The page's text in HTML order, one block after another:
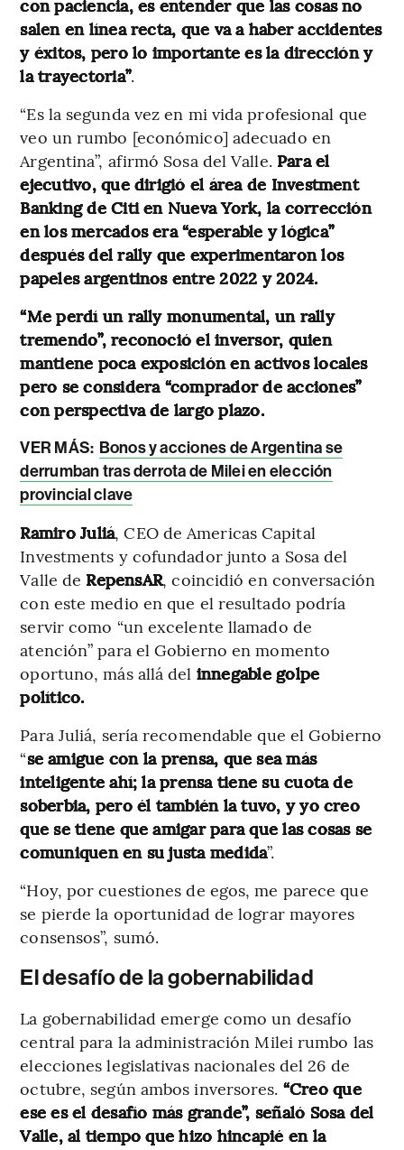
con paciencia, es entender que las cosas no
salen en línea recta, que va a haber accidentes
y éxitos, pero lo importante es la dirección y
la trayectoria”.
“Es la segunda vez en mi vida profesional que
veo un rumbo [económico] adecuado en
Argentina”, afirmó Sosa del Valle. Para el
ejecutivo, que dirigió el área de Investment
Banking de Citi en Nueva York, la corrección
en los mercados era “esperable y lógica”
después del rally que experimentaron los
papeles argentinos entre 2022 y 2024.
“Me perdí un rally monumental, un rally
tremendo”, reconoció el inversor, quien
mantiene poca exposición en activos locales
pero se considera “comprador de acciones”
con perspectiva de largo plazo.
VER MÁS: Bonos y acciones de Argentina se
derrumban tras derrota de Milei en elección
provincial clave
Ramiro Juliá, CEO de Americas Capital
Investments y cofundador junto a Sosa del
Valle de RepensAR, coincidió en conversación
con este medio en que el resultado podría
servir como “un excelente llamado de
atención” para el Gobierno en momento
oportuno, más allá del innegable golpe
político.
Para Juliá, sería recomendable que el Gobierno
“se amigue con la prensa, que sea más
inteligente ahí; la prensa tiene su cuota de
soberbia, pero él también la tuvo, y yo creo
que se tiene que amigar para que las cosas se
comuniquen en su justa medida”.
“Hoy, por cuestiones de egos, me parece que
se pierde la oportunidad de lograr mayores
consensos”, sumó.
El desafío de la gobernabilidad
La gobernabilidad emerge como un desafío
central para la administración Milei rumbo las
elecciones legislativas nacionales del 26 de
octubre, según ambos inversores. “Creo que
ese es el desafío más grande”, señaló Sosa del
Valle, al tiempo que hizo hincapié en la